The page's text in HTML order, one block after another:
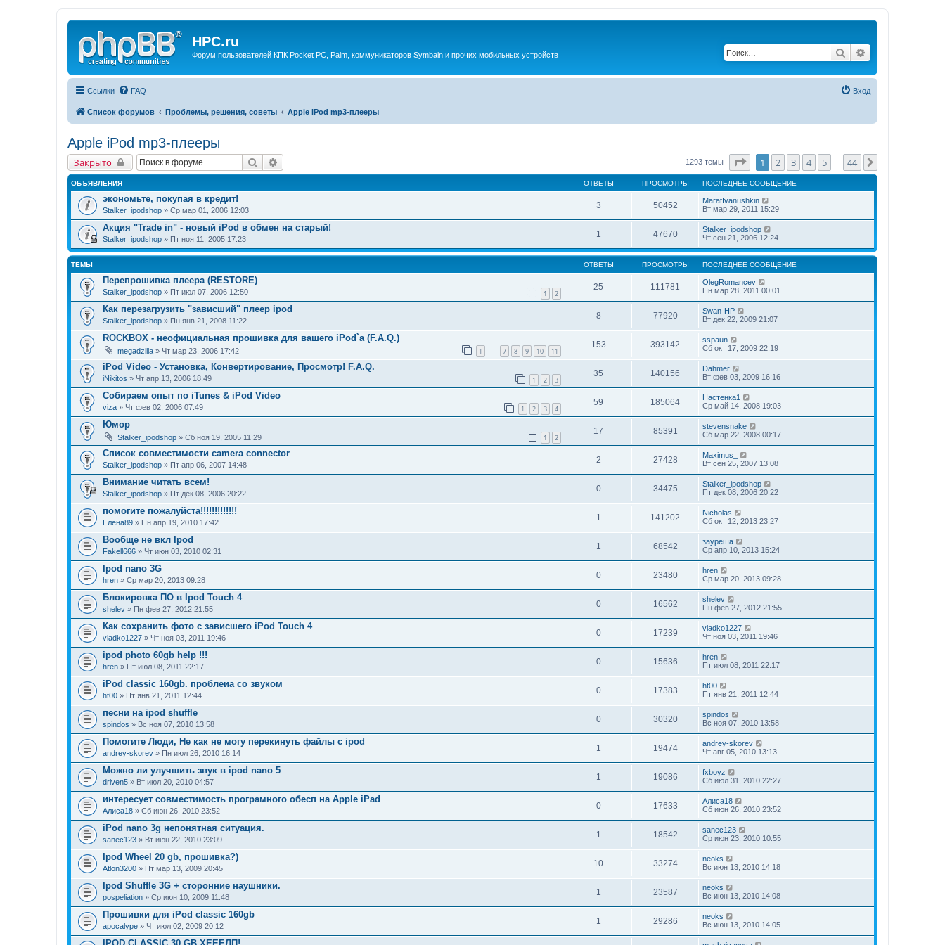
HPC.ru
Форум пользователей КПК Pocket PC, Palm, коммуникаторов Symbain и прочих мобильных устройств Поиск
Ссылки FAQ Вход
Список форумов Проблемы, решения, советы Apple iPod mp3-плееры
Apple iPod mp3-плееры
Закрыто Поиск 1293 темы Страница 1 из44
1 2 3 4 5 44
ОБЪЯВЛЕНИЯ ОТВЕТЫ ПРОСМОТРЫ ПОСЛЕДНЕЕ СООБЩЕНИЕ
экономьте, покупая в кредит!
Stalker_ipodshop » Ср мар 01, 2006 12:03
3 50452
MaratIvanushkin
Вт мар 29, 2011 15:29
Акция "Trade in" - новый iPod в обмен на старый!
Stalker_ipodshop » Пт ноя 11, 2005 17:23
1 47670
Stalker_ipodshop
Чт сен 21, 2006 12:24
ТЕМЫ ОТВЕТЫ ПРОСМОТРЫ ПОСЛЕДНЕЕ СООБЩЕНИЕ
Перепрошивка плеера (RESTORE)
Stalker_ipodshop » Пт июл 07, 2006 12:50 1 2
25 111781
OlegRomancev
Пн мар 28, 2011 00:01
Как перезагрузить "зависший" плеер ipod
Stalker_ipodshop » Пн янв 21, 2008 11:22
8 77920
Swan-HP
Вт дек 22, 2009 21:07
ROCKBOX - неофициальная прошивка для вашего iPod`а (F.A.Q.)
megadzilla » Чт мар 23, 2006 17:42 1 7 8 9 10 11
153 393142
sspaun
Сб окт 17, 2009 22:19
iPod Video - Установка, Конвертирование, Просмотр! F.A.Q.
iNikitos » Чт апр 13, 2006 18:49 1 2 3
35 140156
Dahmer
Вт фев 03, 2009 16:16
Собираем опыт по iTunes & iPod Video
viza » Чт фев 02, 2006 07:49 1 2 3 4
59 185064
Настенка1
Ср май 14, 2008 19:03
Юмор
Stalker_ipodshop » Сб ноя 19, 2005 11:29 1 2
17 85391
stevensnake
Сб мар 22, 2008 00:17
Список совместимости camera connector
Stalker_ipodshop » Пт апр 06, 2007 14:48
2 27428
Maximus_
Вт сен 25, 2007 13:08
Внимание читать всем!
Stalker_ipodshop » Пт дек 08, 2006 20:22
0 34475
Stalker_ipodshop
Пт дек 08, 2006 20:22
помогите пожалуйста!!!!!!!!!!!!!
Елена89 » Пн апр 19, 2010 17:42
1 141202
Nicholas
Сб окт 12, 2013 23:27
Вообще не вкл Ipod
Fakell666 » Чт июн 03, 2010 02:31
1 68542
зауреша
Ср апр 10, 2013 15:24
Ipod nano 3G
hren » Ср мар 20, 2013 09:28
0 23480
hren
Ср мар 20, 2013 09:28
Блокировка ПО в Ipod Touch 4
shelev » Пн фев 27, 2012 21:55
0 16562
shelev
Пн фев 27, 2012 21:55
Как сохранить фото с зависшего iPod Touch 4
vladko1227 » Чт ноя 03, 2011 19:46
0 17239
vladko1227
Чт ноя 03, 2011 19:46
ipod photo 60gb help !!!
hren » Пт июл 08, 2011 22:17
0 15636
hren
Пт июл 08, 2011 22:17
iPod classic 160gb. проблеиа со звуком
ht00 » Пт янв 21, 2011 12:44
0 17383
ht00
Пт янв 21, 2011 12:44
песни на ipod shuffle
spindos » Вс ноя 07, 2010 13:58
0 30320
spindos
Вс ноя 07, 2010 13:58
Помогите Люди, Не как не могу перекинуть файлы с ipod
andrey-skorev » Пн июл 26, 2010 16:14
1 19474
andrey-skorev
Чт авг 05, 2010 13:13
Можно ли улучшить звук в ipod nano 5
driven5 » Вт июл 20, 2010 04:57
1 19086
fxboyz
Сб июл 31, 2010 22:27
интересует совместимость програмного обесп на Apple iPad
Алиса18 » Сб июн 26, 2010 23:52
0 17633
Алиса18
Сб июн 26, 2010 23:52
iPod nano 3g непонятная ситуация.
sanec123 » Вт июн 22, 2010 23:09
1 18542
sanec123
Ср июн 23, 2010 10:55
Ipod Wheel 20 gb, прошивка?)
Atlon3200 » Пт мар 13, 2009 20:45
10 33274
neoks
Вс июн 13, 2010 14:18
Ipod Shuffle 3G + сторонние наушники.
pospeliation » Ср июн 10, 2009 11:48
1 23587
neoks
Вс июн 13, 2010 14:08
Прошивки для iPod classic 160gb
apocalype » Чт июл 02, 2009 20:12
1 29286
neoks
Вс июн 13, 2010 14:05
IPOD CLASSIC 30 GB ХЕЕЕЛП!